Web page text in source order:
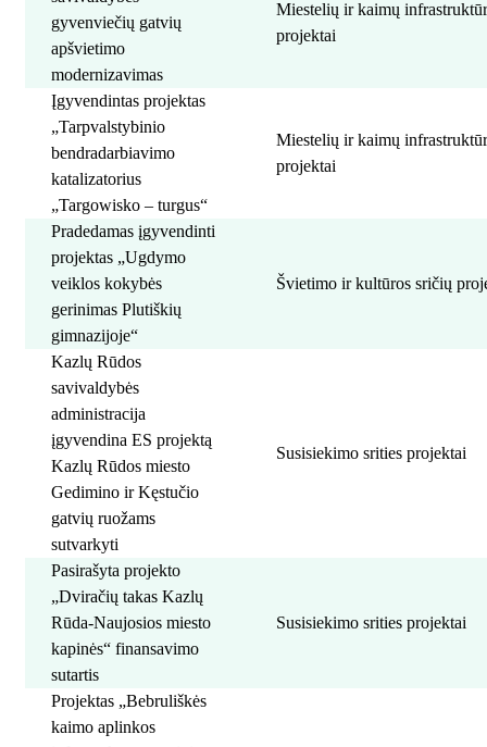
gyvenviečių gatvių
apšvietimo
modernizavimas
Miestelių ir kaimų
projektai
Įgyvendintas projektas
„Tarpvalstybinio
bendradarbiavimo
katalizatorius
„Targowisko – turgus“
Miestelių ir kaimų
projektai
Pradedamas įgyvendinti
projektas „Ugdymo
veiklos kokybės
gerinimas Plutiškių
gimnazijoje“
Švietimo ir kultūros sričių
Kazlų Rūdos
savivaldybės
administracija
įgyvendina ES projektą
Kazlų Rūdos miesto
Gedimino ir Kęstučio
gatvių ruožams
sutvarkyti
Susisiekimo srities projektai
Pasirašyta projekto
„Dviračių takas Kazlų
Rūda-Naujosios miesto
kapinės“ finansavimo
sutartis
Susisiekimo srities projektai
Projektas „Bebruliškės
kaimo aplinkos